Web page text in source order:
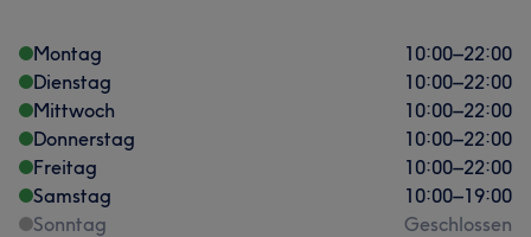
Montag 10:00–22:00
Dienstag
10:00–22:00
Mittwoch
10:00–22:00
Donnerstag
10:00–22:00
Freitag
10:00–22:00
Samstag
10:00–19:00
Sonntag
Geschlossen